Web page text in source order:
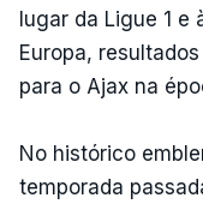
lugar da Ligue 1
Europa,
para o Ajax na
No histórico
temporada